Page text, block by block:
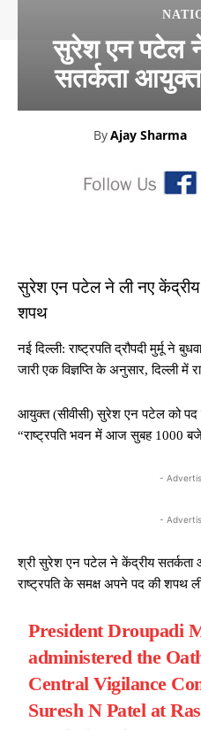
सुरेश एन पटेल
सतर्कता
ByAjay Sharma
सुरेश एन पटेल ने ली नए
शपथ
नई दिल्ली: राष्ट्रपति द्रौपदी मुर्मू ने
जारी एक विज्ञप्ति के अनुसार, दिल्ली में
आयुक्त (सीवीसी) सुरेश एन पटेल को पद
“राष्ट्रपति भवन में आज सुबह 1000
-
-
श्री सुरेश एन पटेल ने केंद्रीय
राष्ट्रपति के समक्ष अपने पद की शपथ
President Droupadi
administered the
Central Vigilance
Suresh N Patel at